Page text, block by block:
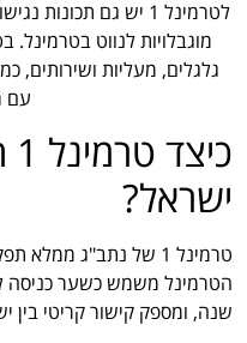
לטרמינל 1 יש גם
מוגבלויות לנווט בטרמינל.
גלגלים, מעליות ושירותים,
עם
ישראל?
טרמינל 1 של נתב"ג
הטרמינל משמש כשער כניסה
שנה, ומספק קישור קריטי בין